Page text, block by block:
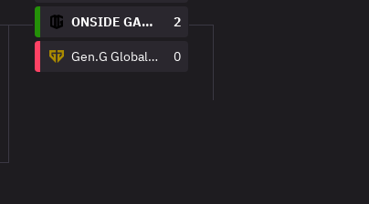
ONSIDE GAMING
2
Gen.G Global Academy 0